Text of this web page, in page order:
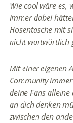
Wie cool wäre es,
immer dabei
Hosentasche mit
nicht wortwörtlich
Mit einer eigenen
Community
deine Fans
an dich denken
zwischen den